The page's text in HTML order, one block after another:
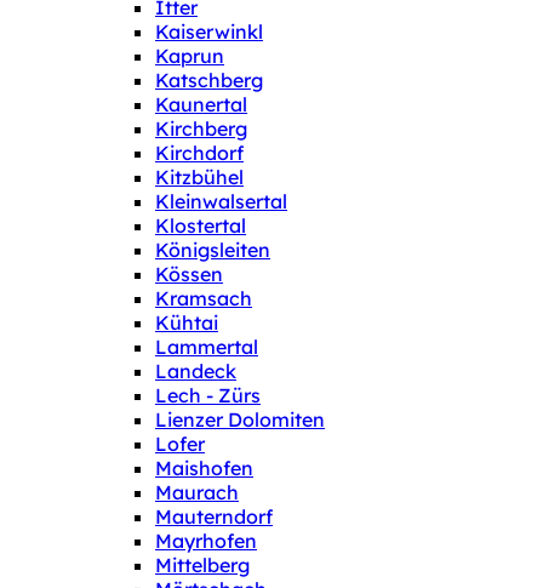
Itter
Kaiserwinkl
Kaprun
Katschberg
Kaunertal
Kirchberg
Kirchdorf
Kitzbühel
Kleinwalsertal
Klostertal
Königsleiten
Kössen
Kramsach
Kühtai
Lammertal
Landeck
Lech - Zürs
Lienzer Dolomiten
Lofer
Maishofen
Maurach
Mauterndorf
Mayrhofen
Mittelberg